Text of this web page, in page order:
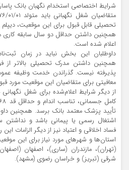
شرایط اختصاصی استخدام نگهبان بانک پاسارگاد
تحصیلی قابل قبول برای این موقعیت،
همچنین داشتن حداقل دو سال سابقه کاری
اعلام شده است.
داوطلبان این بخش نباید در زمان
همچنین داشتن مدرک تحصیلی بالاتر از
پذیرفته نیست. گذراندن خدمت وظیفه
معافیتی برای متقاضیان این موقعیت مورد
از دیگر شرایط اعلام‌شده برای شغل
تأیید پزشک معتمد بانک برسد. همچنین
اشتغال رسمی یا پیمانی باشد و نداشتن
فساد اخلاقی و اعتیاد نیز از دیگر الزامات
استان‌ها و شهرهای مورد نیاز برای این
(تهران)، مازندران (ساری)، اصفهان
شرقی (تبریز) و خراسان رضوی (مشهد).